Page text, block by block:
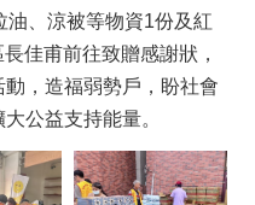
油、涼被等物資1份及紅
佳甫前往致贈感謝狀，
，造福弱勢戶，盼社會
公益支持能量。